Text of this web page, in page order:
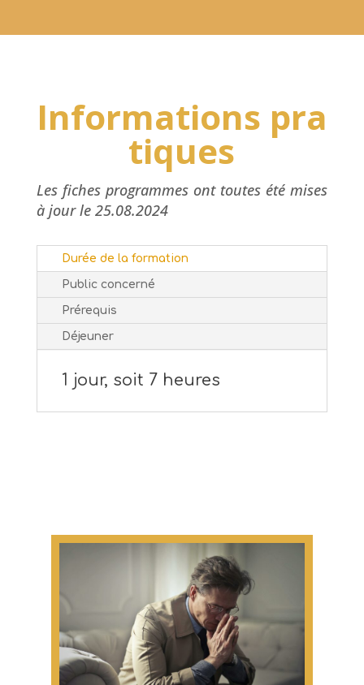
Informations pra
tiques
Les fiches programmes ont toutes été mises
à jour le 25.08.2024
Durée de la formation
Public concerné
Prérequis
Déjeuner
1 jour, soit 7 heures